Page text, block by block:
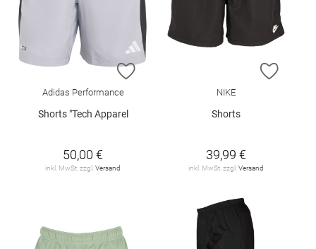
ZUR WUNSCHLISTE HINZUFÜGEN
Adidas Performance
Shorts "Tech Apparel
50,00 €
inkl. MwSt. zzgl. Versand
ZUR
NIKE
Shorts
39,99 €
inkl. MwSt. zzgl. Versand